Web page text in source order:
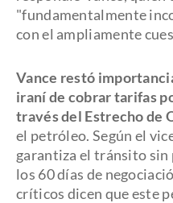
"fundamentalmente
con el ampliamente
Vance restó
iraní de cobrar tarifas
través del Estrecho de
el petróleo. Según el
garantiza el tránsito sin
los 60 días de
críticos dicen que este